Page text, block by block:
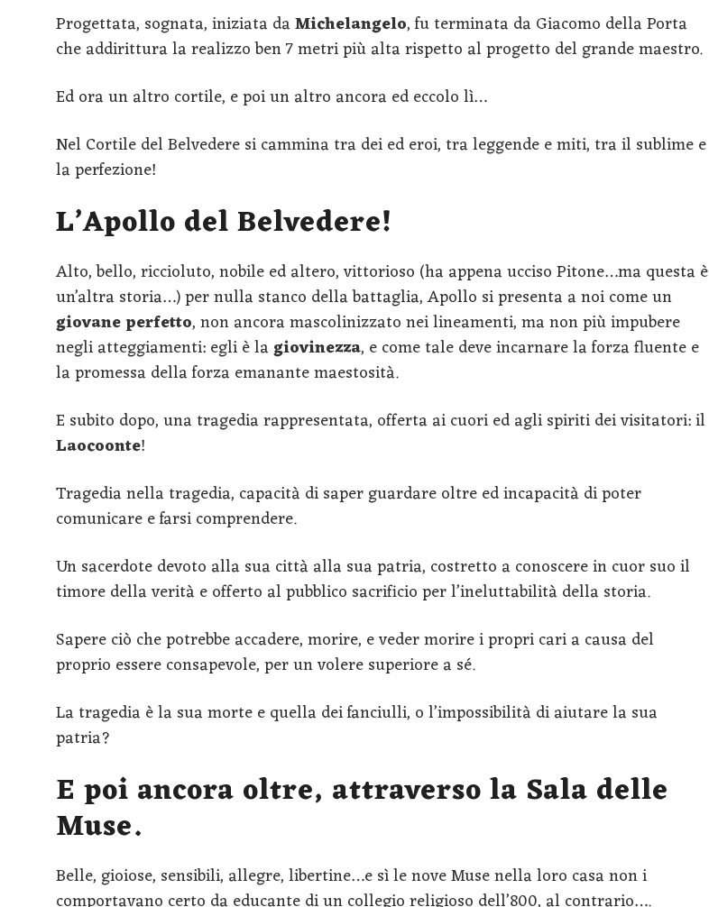
Progettata, sognata, iniziata daMichelangelo, fu terminata da Giacomo della Porta
che addirittura la realizzo ben 7 metri più alta rispetto al progetto del grande maestro.
Ed ora un altro cortile, e poi un altro ancora ed eccolo lì…
Nel Cortile del Belvedere si cammina tra dei ed eroi, tra leggende e miti, tra il sublime e
la perfezione!
L’Apollo del Belvedere!
Alto, bello, riccioluto, nobile ed altero, vittorioso (ha appena ucciso Pitone…ma questa è
un’altra storia…) per nulla stanco della battaglia, Apollo si presenta a noi come un
giovane perfetto, non ancora mascolinizzato nei lineamenti, ma non più impubere
negli atteggiamenti: egli è lagiovinezza, e come tale deve incarnare la forza fluente e
la promessa della forza emanante maestosità.
E subito dopo, una tragedia rappresentata, offerta ai cuori ed agli spiriti dei visitatori: il
Laocoonte!
Tragedia nella tragedia, capacità di saper guardare oltre ed incapacità di poter
comunicare e farsi comprendere.
Un sacerdote devoto alla sua città alla sua patria, costretto a conoscere in cuor suo il
timore della verità e offerto al pubblico sacrificio per l’ineluttabilità della storia.
Sapere ciò che potrebbe accadere, morire, e veder morire i propri cari a causa del
proprio essere consapevole, per un volere superiore a sé.
La tragedia è la sua morte e quella dei fanciulli, o l’impossibilità di aiutare la sua
patria?
E poi ancora oltre, attraverso la Sala delle
Muse.
Belle, gioiose, sensibili, allegre, libertine…e sì le nove Muse nella loro casa non i